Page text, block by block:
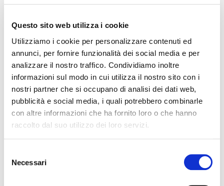
Questo sito web utilizza i cookie
Utilizziamo i cookie per personalizzare contenuti ed
annunci, per fornire funzionalità dei social media e per
analizzare il nostro traffico. Condividiamo inoltre
informazioni sul modo in cui utilizza il nostro sito con i
nostri partner che si occupano di analisi dei dati web,
pubblicità e social media, i quali potrebbero combinarle
con altre informazioni che ha fornito loro o che hanno
raccolto dal suo utilizzo dei loro servizi.
delNecessari
28/06/2025
Vai al sito Humankey
download